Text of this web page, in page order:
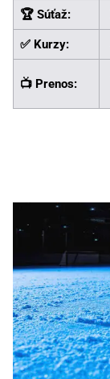
🏆 Súťaž:
✅ Kurzy:
📺 Prenos: